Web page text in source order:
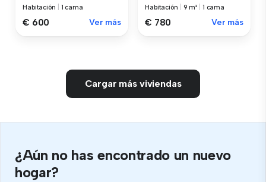
Habitación 1 cama
€ 600 Ver más
Habitación 9 m² 1 cama
€ 780 Ver más
Cargar más viviendas
¿Aún no has encontrado un nuevo
hogar?